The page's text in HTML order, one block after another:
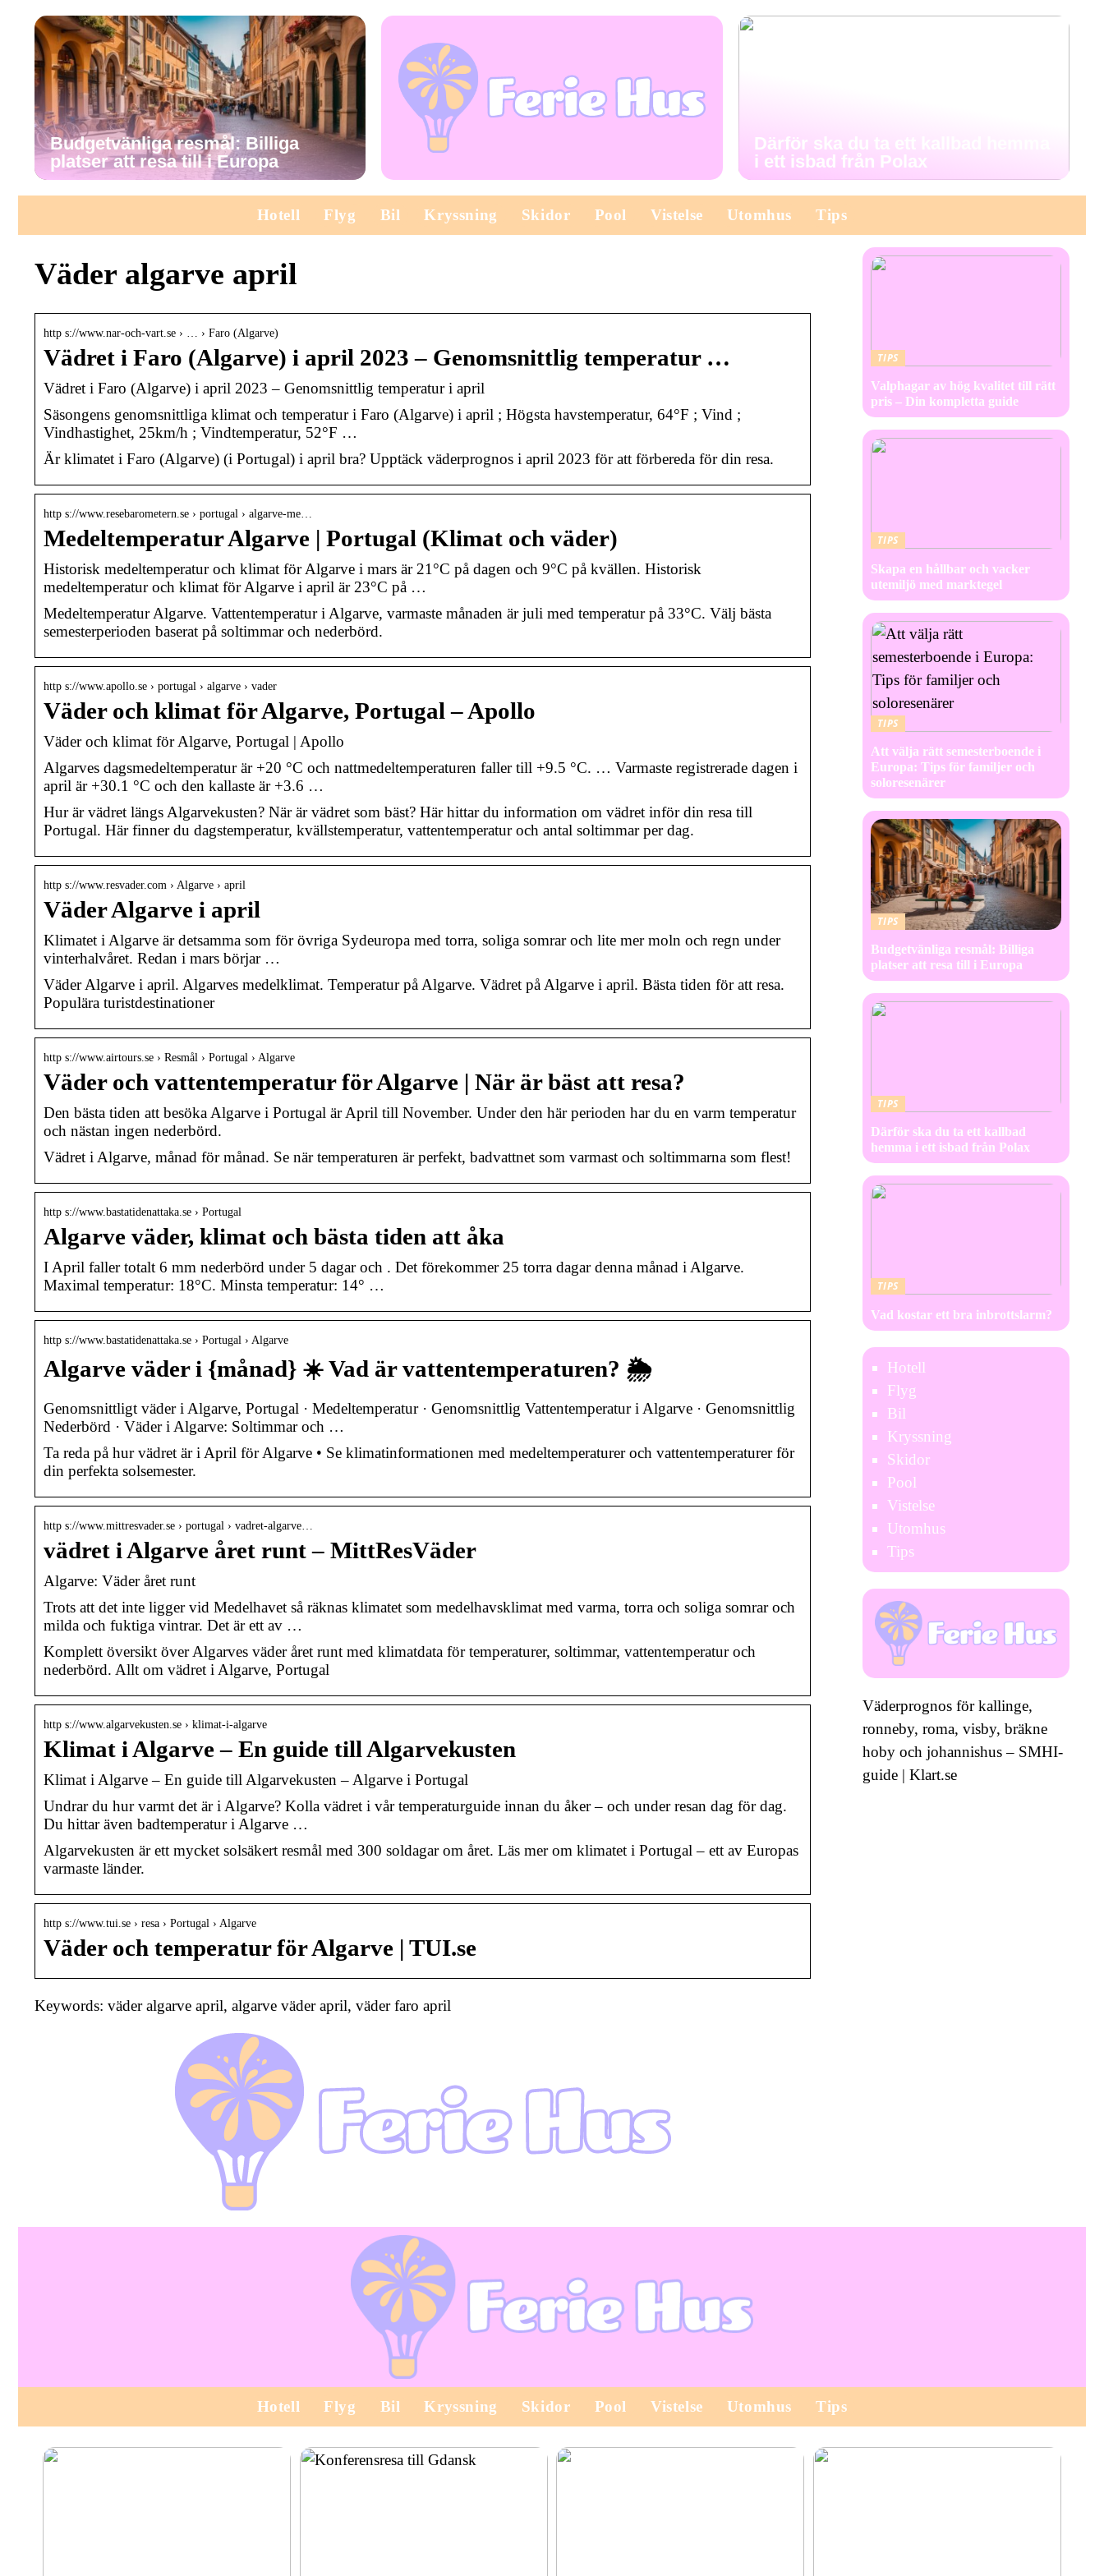
Budgetvänliga resmål: Billiga
platser att resa till i Europa
Därför ska du ta ett kallbad hemma
i ett isbad från Polax
Hotell Flyg Bil Kryssning Skidor Pool Vistelse Utomhus Tips
Väder algarve april
http s://www.nar-och-vart.se › … › Faro (Algarve)
Vädret i Faro (Algarve) i april 2023 – Genomsnittlig temperatur …
Vädret i Faro (Algarve) i april 2023 – Genomsnittlig temperatur i april
Säsongens genomsnittliga klimat och temperatur i Faro (Algarve) i april ; Högsta havstemperatur, 64°F ; Vind ;
Vindhastighet, 25km/h ; Vindtemperatur, 52°F …
Är klimatet i Faro (Algarve) (i Portugal) i april bra? Upptäck väderprognos i april 2023 för att förbereda för din resa.
http s://www.resebarometern.se › portugal › algarve-me…
Medeltemperatur Algarve | Portugal (Klimat och väder)
Historisk medeltemperatur och klimat för Algarve i mars är 21°C på dagen och 9°C på kvällen. Historisk
medeltemperatur och klimat för Algarve i april är 23°C på …
Medeltemperatur Algarve. Vattentemperatur i Algarve, varmaste månaden är juli med temperatur på 33°C. Välj bästa
semesterperioden baserat på soltimmar och nederbörd.
http s://www.apollo.se › portugal › algarve › vader
Väder och klimat för Algarve, Portugal – Apollo
Väder och klimat för Algarve, Portugal | Apollo
Algarves dagsmedeltemperatur är +20 °C och nattmedeltemperaturen faller till +9.5 °C. … Varmaste registrerade dagen i
april är +30.1 °C och den kallaste är +3.6 …
Hur är vädret längs Algarvekusten? När är vädret som bäst? Här hittar du information om vädret inför din resa till
Portugal. Här finner du dagstemperatur, kvällstemperatur, vattentemperatur och antal soltimmar per dag.
http s://www.resvader.com › Algarve › april
Väder Algarve i april
Klimatet i Algarve är detsamma som för övriga Sydeuropa med torra, soliga somrar och lite mer moln och regn under
vinterhalvåret. Redan i mars börjar …
Väder Algarve i april. Algarves medelklimat. Temperatur på Algarve. Vädret på Algarve i april. Bästa tiden för att resa.
Populära turistdestinationer
http s://www.airtours.se › Resmål › Portugal › Algarve
Väder och vattentemperatur för Algarve | När är bäst att resa?
Den bästa tiden att besöka Algarve i Portugal är April till November. Under den här perioden har du en varm temperatur
och nästan ingen nederbörd.
Vädret i Algarve, månad för månad. Se när temperaturen är perfekt, badvattnet som varmast och soltimmarna som flest!
http s://www.bastatidenattaka.se › Portugal
Algarve väder, klimat och bästa tiden att åka
I April faller totalt 6 mm nederbörd under 5 dagar och . Det förekommer 25 torra dagar denna månad i Algarve.
Maximal temperatur: 18°C. Minsta temperatur: 14° …
http s://www.bastatidenattaka.se › Portugal › Algarve
Algarve väder i {månad} ☀️ Vad är vattentemperaturen? 🌦️
Genomsnittligt väder i Algarve, Portugal · Medeltemperatur · Genomsnittlig Vattentemperatur i Algarve · Genomsnittlig
Nederbörd · Väder i Algarve: Soltimmar och …
Ta reda på hur vädret är i April för Algarve • Se klimatinformationen med medeltemperaturer och vattentemperaturer för
din perfekta solsemester.
http s://www.mittresvader.se › portugal › vadret-algarve…
vädret i Algarve året runt – MittResVäder
Algarve: Väder året runt
Trots att det inte ligger vid Medelhavet så räknas klimatet som medelhavsklimat med varma, torra och soliga somrar och
milda och fuktiga vintrar. Det är ett av …
Komplett översikt över Algarves väder året runt med klimatdata för temperaturer, soltimmar, vattentemperatur och
nederbörd. Allt om vädret i Algarve, Portugal
http s://www.algarvekusten.se › klimat-i-algarve
Klimat i Algarve – En guide till Algarvekusten
Klimat i Algarve – En guide till Algarvekusten – Algarve i Portugal
Undrar du hur varmt det är i Algarve? Kolla vädret i vår temperaturguide innan du åker – och under resan dag för dag.
Du hittar även badtemperatur i Algarve …
Algarvekusten är ett mycket solsäkert resmål med 300 soldagar om året. Läs mer om klimatet i Portugal – ett av Europas
varmaste länder.
http s://www.tui.se › resa › Portugal › Algarve
Väder och temperatur för Algarve | TUI.se
Keywords: väder algarve april, algarve väder april, väder faro april
TIPS
Valphagar av hög kvalitet till rätt
pris – Din kompletta guide
TIPS
Skapa en hållbar och vacker
utemiljö med marktegel
TIPS
Att välja rätt semesterboende i
Europa: Tips för familjer och
soloresenärer
TIPS
Budgetvänliga resmål: Billiga
platser att resa till i Europa
TIPS
Därför ska du ta ett kallbad
hemma i ett isbad från Polax
TIPS
Vad kostar ett bra inbrottslarm?
Hotell
Flyg
Bil
Kryssning
Skidor
Pool
Vistelse
Utomhus
Tips
Väderprognos för kallinge,
ronneby, roma, visby, bräkne
hoby och johannishus – SMHI-
guide | Klart.se
Hotell Flyg Bil Kryssning Skidor Pool Vistelse Utomhus Tips